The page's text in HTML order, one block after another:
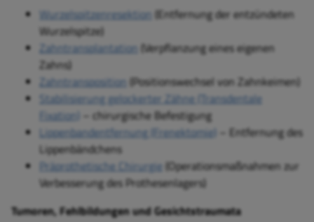
Wurzelspitzenresektion (Entfernung der entzündeten
Wurzelspitze)
Zahntransplantation (Verpflanzung eines eigenen
Zahns)
Zahntransposition (Positionswechsel von Zahnkeimen)
Stabilisierung gelockerter Zähne (Transdentale
Fixation) – chirurgische Befestigung
Lippenbandentfernung (Frenektomie) – Entfernung des
Lippenbändchens
Präprothetische Chirurgie (Operationsmaßnahmen zur
Verbesserung des Prothesenlagers)
Tumoren, Fehlbildungen und Gesichtstraumata